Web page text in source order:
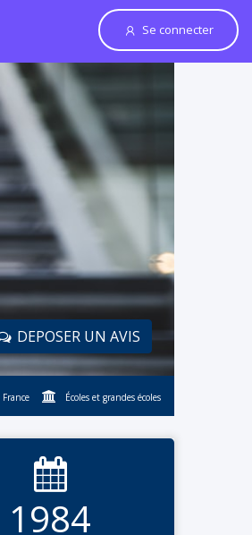
Se connecter
DEPOSER UN AVIS
Écoles et grandes écoles

1984